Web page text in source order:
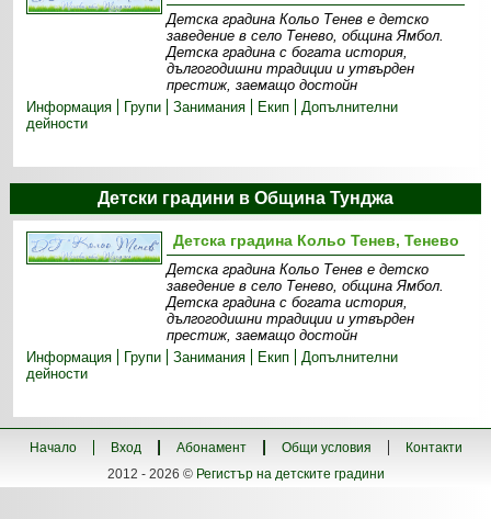
Детска градина Кольо Тенев е детско
заведение в село Тенево, община Ямбол.
Детска градина с богата история,
дългогодишни традиции и утвърден
престиж, заемащо достойн
Информация
Групи Занимания Екип
Допълнителни
дейности
Детски градини в Община Тунджа
Детска градина Кольо Тенев, Тенево
Детска градина Кольо Тенев е детско
заведение в село Тенево, община Ямбол.
Детска градина с богата история,
дългогодишни традиции и утвърден
престиж, заемащо достойн
Информация
Групи Занимания Екип
Допълнителни
дейности
Начало Вход Абонамент Общи условия
Контакти
2012 - 2026 © Регистър на детските градини